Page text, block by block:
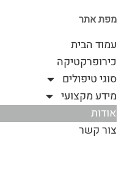
מפת אתר
עמוד הבית
כירופרקטיקה
סוגי טיפולים
מידע מקצועי
אודות
צור קשר